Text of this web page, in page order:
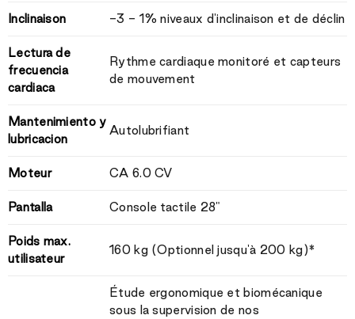
Inclinaison -3 - 1% niveaux d'inclinaison et de déclin
Lectura de
frecuencia
cardiaca
Rythme cardiaque monitoré et capteurs
de mouvement
Mantenimiento y
lubricacion
Autolubrifiant
Moteur CA 6.0 CV
Pantalla Console tactile 28"
Poids max.
utilisateur
160 kg (Optionnel jusqu'à 200 kg)*
Étude ergonomique et biomécanique
sous la supervision de nos